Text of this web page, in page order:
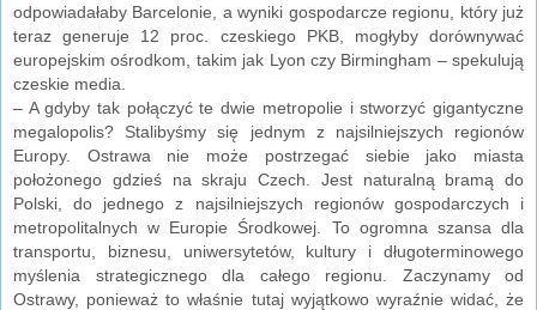
odpowiadałaby Barcelonie, a wyniki gospodarcze regionu, który już
teraz generuje 12 proc. czeskiego PKB, mogłyby dorównywać
europejskim ośrodkom, takim jak Lyon czy Birmingham – spekulują
czeskie media.
– A gdyby tak połączyć te dwie metropolie i stworzyć gigantyczne
megalopolis? Stalibyśmy się jednym z najsilniejszych regionów
Europy. Ostrawa nie może postrzegać siebie jako miasta
położonego gdzieś na skraju Czech. Jest naturalną bramą do
Polski, do jednego z najsilniejszych regionów gospodarczych i
metropolitalnych w Europie Środkowej. To ogromna szansa dla
transportu, biznesu, uniwersytetów, kultury i długoterminowego
myślenia strategicznego dla całego regionu. Zaczynamy od
Ostrawy, ponieważ to właśnie tutaj wyjątkowo wyraźnie widać, że